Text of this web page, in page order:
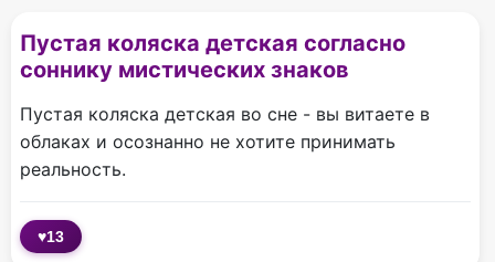
Пустая коляска детская согласно
соннику мистических знаков
Пустая коляска детская во сне - вы витаете в
облаках и осознанно не хотите принимать
реальность.
♥13